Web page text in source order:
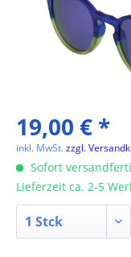
19,00 € *
inkl. MwSt.zzgl.
Sofort
Lieferzeit ca. 2-5